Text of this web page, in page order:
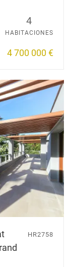
4
HABITACIONES
4 700 000 €
HR2758